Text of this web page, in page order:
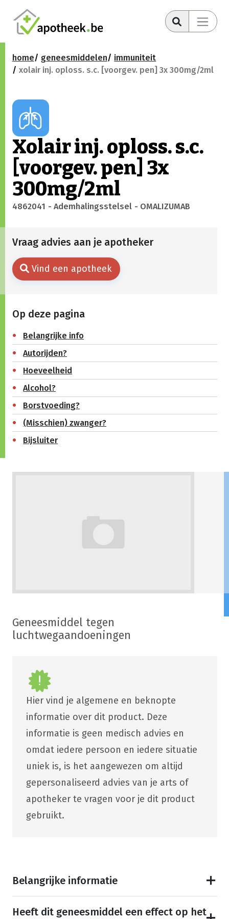
home geneesmiddelen
immuniteit
xolair inj. oploss. s.c. [voorgev. pen] 3x 300mg/2ml
Xolair inj. oploss. s.c.
[voorgev. pen] 3x
300mg/2ml
4862041 - Ademhalingsstelsel - OMALIZUMAB
Vraag advies aan je apotheker
Vind een apotheek
Op deze pagina
Belangrijke info
Autorijden?
Hoeveelheid
Alcohol?
Borstvoeding?
(Misschien) zwanger?
Bijsluiter
Geneesmiddel tegen
luchtwegaandoeningen
Hier vind je algemene en beknopte
informatie over dit product. Deze
informatie is geen medisch advies en
omdat iedere persoon en iedere situatie
uniek is, is het aangewezen om altijd
gepersonaliseerd advies van je arts of
apotheker te vragen voor je dit product
gebruikt.
Belangrijke informatie
Heeft dit geneesmiddel een effect op het